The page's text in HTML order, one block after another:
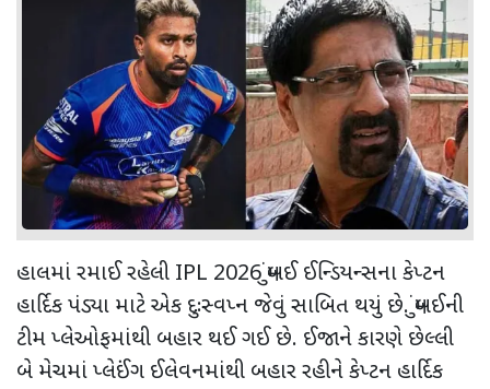
હાલમાં રમાઈ રહેલી IPL 2026મુંબઈ ઈન્ડિયન્સના કેપ્ટન
હાર્દિક પંડ્યા માટે એક દુઃસ્વપ્ન જેવું સાબિત થયું છે. મુંબઈની
ટીમ પ્લેઓફમાંથી બહાર થઈ ગઈ છે. ઈજાને કારણે છેલ્લી
બે મેચમાં પ્લેઈંગ ઈલેવનમાંથી બહાર રહીને કેપ્ટન હાર્દિક